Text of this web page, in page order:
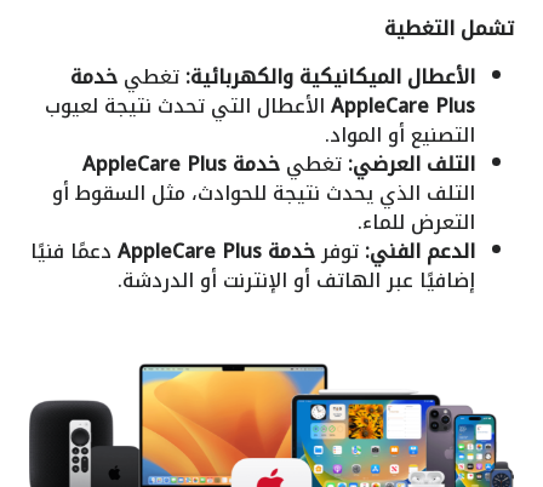
تشمل التغطية
الأعطال الميكانيكية والكهربائية:تغطيخدمة
AppleCare Plusالأعطال التي تحدث نتيجة لعيوب
التصنيع أو المواد.
التلف العرضي:تغطيخدمة AppleCare Plus
التلف الذي يحدث نتيجة للحوادث، مثل السقوط أو
التعرض للماء.
الدعم الفني:توفرخدمة AppleCare Plus دعمًا فنيًا
إضافيًا عبر الهاتف أو الإنترنت أو الدردشة.